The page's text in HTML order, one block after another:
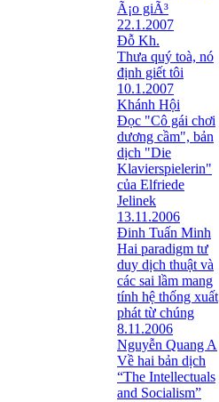
Ã¡o giÃ³
22.1.2007
Đỗ Kh.
Thưa quý toà, nó
định giết tôi
10.1.2007
Khánh Hội
Đọc "Cô gái chơi
dương cầm", bản
dịch "Die
Klavierspielerin"
của Elfriede
Jelinek
13.11.2006
Đinh Tuấn Minh
Hai paradigm tư
duy dịch thuật và
các sai lầm mang
tính hệ thống xuất
phát từ chúng
8.11.2006
Nguyễn Quang A
Về hai bản dịch
“The Intellectuals
and Socialism”